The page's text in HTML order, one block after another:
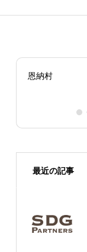
恩納村
最近の記事